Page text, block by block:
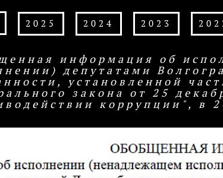
2025 2024 2023
информация об
депутатами
установленной
закона от 25
коррупции", в